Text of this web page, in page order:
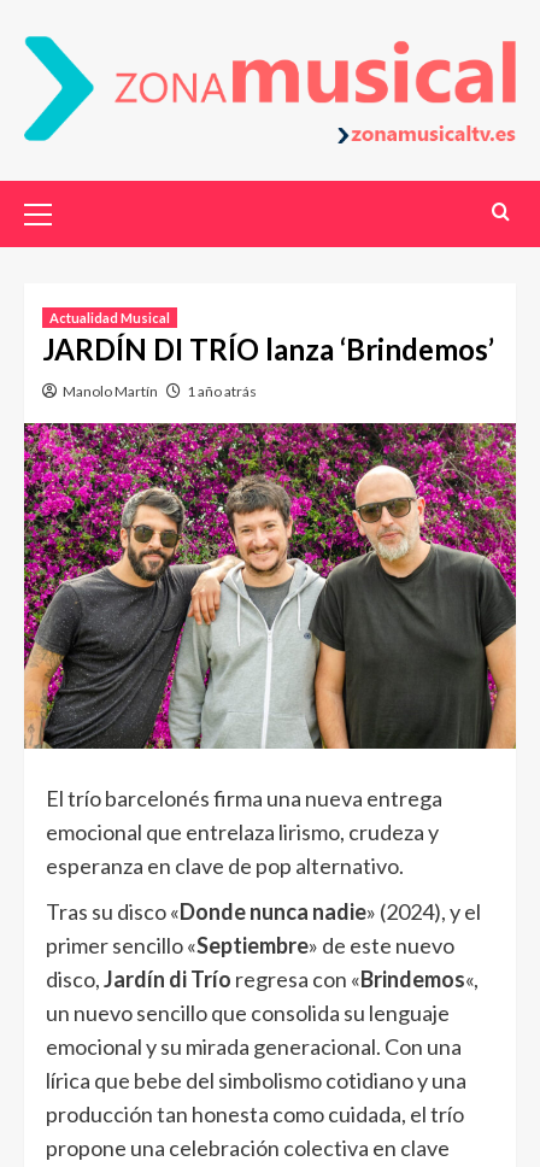
Actualidad Musical
JARDÍN DI TRÍO lanza ‘Brindemos’
Manolo Martín 1 año atrás
El trío barcelonés firma una nueva entrega
emocional que entrelaza lirismo, crudeza y
esperanza en clave de pop alternativo.
Tras su disco «Donde nunca nadie» (2024), y el
primer sencillo «Septiembre» de este nuevo
disco,Jardín di Trío regresa con «Brindemos«,
un nuevo sencillo que consolida su lenguaje
emocional y su mirada generacional. Con una
lírica que bebe del simbolismo cotidiano y una
producción tan honesta como cuidada, el trío
propone una celebración colectiva en clave